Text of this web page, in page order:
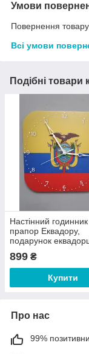
Умови
Повернення
Всі умови
Подібні товари
Настінний годинник
прапор Еквадору,
подарунок
899 ₴
Купити
Про нас
99%